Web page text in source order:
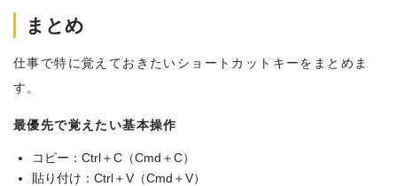
まとめ
仕事で特に覚えておきたいショートカットキーをまとめま
す。
最優先で覚えたい基本操作
コピー：Ctrl＋C（Cmd＋C）
貼り付け：Ctrl＋V（Cmd＋V）